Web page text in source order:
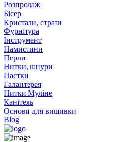
Розпродаж
Бісер
Кристали, стрази
Фурнітура
Інструмент
Намистини
Перли
Нитки, шнури
Паєтки
Галантерея
Нитки Муліне
Канітель
Основи для вишивки
Blog